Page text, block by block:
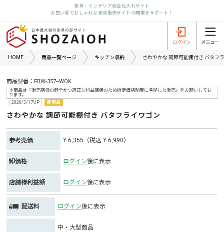
家具・インテリア総合仕入れサイト
お買い得でおしゃれな家具販売サイトの開業をサポート！
HOME 商品一覧ページ キッチン収納 さわやかな 調節可能棚付き バタフ
商品型番：FBW-357--WOK
本商品は『販売店様の健全かつ適正な利益確保のため指定価格制度に準拠した販売』をお願いしてお
ります。
2026/3/17UP
新商品
さわやかな 調節可能棚付き バタフライワゴン
参考売価 ¥ 6,355（税込 ¥ 6,990）
卸価格 ログイン後に表示
店舗様利益額 ログイン後に表示
配送料 ログイン後に表示
中・大型商品